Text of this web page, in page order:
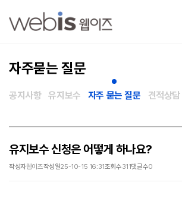
자주묻는 질문
공지사항 유지보수 자주 묻는 질문 견적상담
유지보수 신청은 어떻게 하나요?
작성자웹이즈작성일25-10-15 16:31조회수311댓글수0